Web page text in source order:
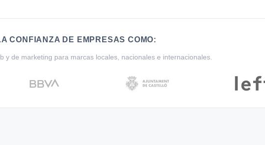
CONFIANZA DE EMPRESAS COMO:
y de marketing para marcas locales, nacionales e internacionales.